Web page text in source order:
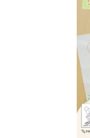
ミュージカル・
おたのしみコン
チア ジャッキー